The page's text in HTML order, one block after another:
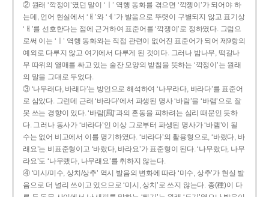
② 원래 ‘깍정이’였던 말이 ‘ㅣ’ 역행 동화를 겪으면 ‘깍젱이’가 되어야 하
는데, 언어 현실에서 ‘ㅐ’와 ‘ㅔ’가 발음으로 뚜렷이 구별되지 않고 표기상
‘ㅐ’를 선호한다는 점에 근거하여 표준어를 ‘깍쟁이’로 정하였다. 그럼으
로써 이는 ‘ㅣ’ 역행 동화와는 직접 관련이 없어진 표준어가 되어 제9항의
예외로 다루지 않고 여기에서 다루게 된 것이다. 그러나 밤나무, 떡갈나
무 따위의 열매를 싸고 있는 술잔 모양의 받침을 뜻하는 ‘깍정이’는 원래
의 말을 그대로 두었다.
③ ‘나무래다, 바래다’는 방언으로 해석하여 ‘나무라다, 바라다’를 표준어
로 삼았다. 그런데 근래 ‘바라다’에서 파생된 명사 ‘바람’을 ‘바램’으로 잘
못 쓰는 경향이 있다. ‘바람[風]’과의 혼동을 피하려는 심리 때문인 듯하
다. 그러나 동사가 ‘바라다’인 이상 그로부터 파생된 명사가 ‘바램’이 될
수는 없어 비고에서 이를 명기하였다. ‘바라다’의 활용형으로, ‘바랬다, 바
래요’는 비표준형이고 ‘바랐다, 바라요’가 표준형이 된다. ‘나무랐다, 나무
라요’도 ‘나무랬다, 나무래요’를 취하지 않는다.
④ ‘미시/미수, 상치/상추’ 역시 발음의 변화에 따라 ‘미수, 상추’가 현실 발
음으로 더 널리 쓰이고 있으므로 ‘미시, 상치’로 쓰지 않는다. 종(種)이 다